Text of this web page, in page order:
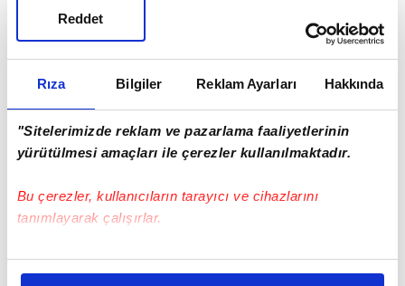
Rıza Bilgiler Reklam Ayarları Hakkında
"Sitelerimizde reklam ve pazarlama faaliyetlerinin
yürütülmesi amaçları ile çerezler kullanılmaktadır.
Bu çerezler, kullanıcıların tarayıcı ve cihazlarını
tanımlayarak çalışırlar.
Bu çerezlere izin vermeniz halinde sizlere özel
Reddet
Mete Efendioğlu - Editör